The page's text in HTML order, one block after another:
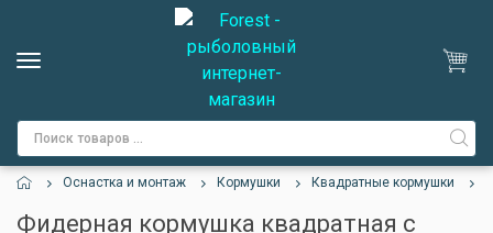
Оснастка и монтаж Кормушки Квадратные кормушки
Фидерная кормушка квадратная с